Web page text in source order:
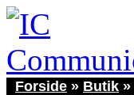
Forside » Butik »